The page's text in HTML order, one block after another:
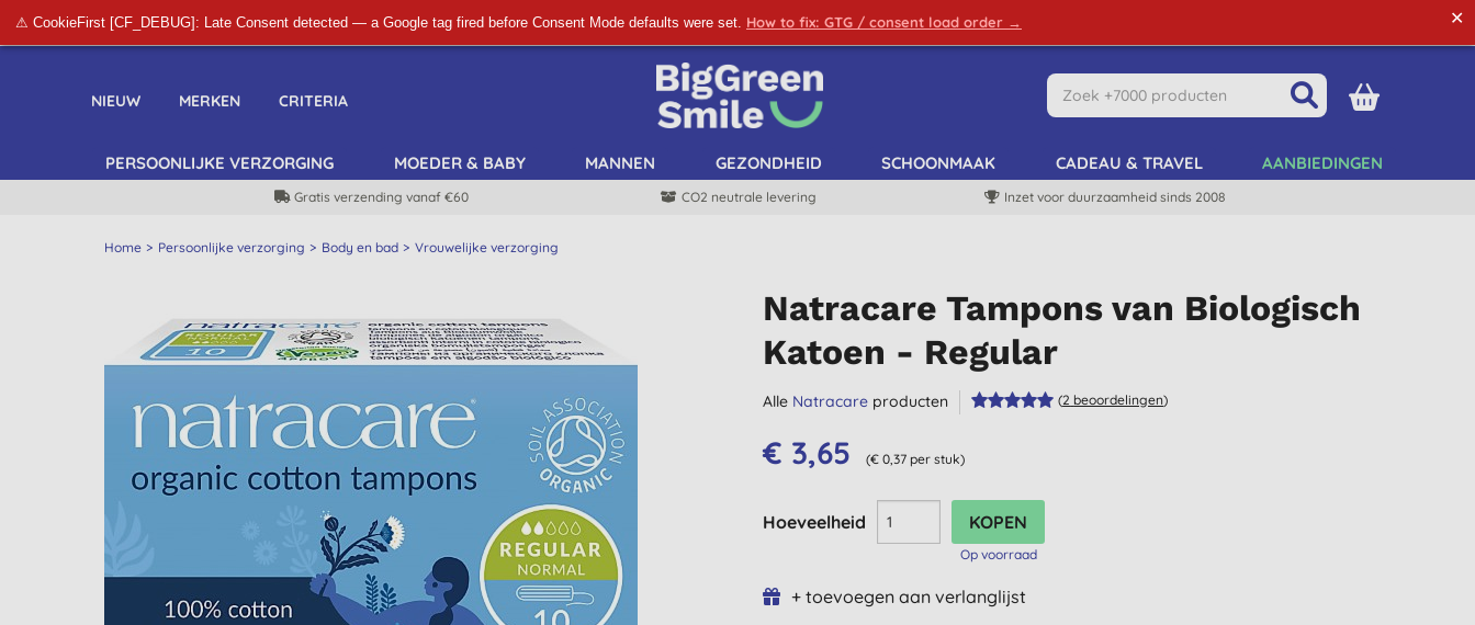
⚠ CookieFirst [CF_DEBUG]: Late Consent detected — a Google tag fired before Consent Mode defaults were set. How to fix: GTG / consent load order → ✕
SCHRIJF ME IN!
NIEUW MERKEN CRITERIA
PERSOONLIJKE VERZORGING MOEDER & BABY MANNEN GEZONDHEID SCHOONMAAK CADEAU & TRAVEL AANBIEDINGEN
Gratis verzending vanaf €60 CO2 neutrale levering Inzet voor duurzaamheid sinds 2008
Home Persoonlijke verzorging Body en bad Vrouwelijke verzorging
Natracare Tampons van Biologisch
Katoen - Regular
Alle Natracare producten (2 beoordelingen)
€ 3,65 (€ 0,37 per stuk)
Hoeveelheid
Op voorraad
+ toevoegen aan verlanglijst